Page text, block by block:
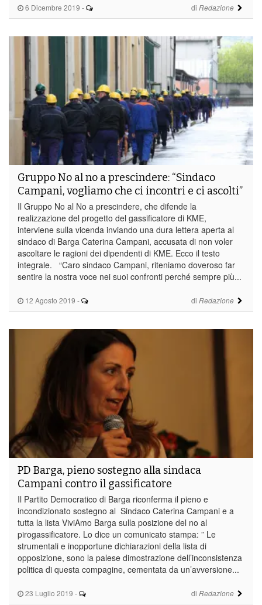
6 Dicembre 2019 - di Redazione
12 Agosto 2019 - di Redazione
Gruppo No al no a prescindere: “Sindaco
Campani, vogliamo che ci incontri e ci ascolti”
Il Gruppo No al No a prescindere, che difende la
realizzazione del progetto del gassificatore di KME,
interviene sulla vicenda inviando una dura lettera aperta al
sindaco di Barga Caterina Campani, accusata di non voler
ascoltare le ragioni dei dipendenti di KME. Ecco il testo
integrale. “Caro sindaco Campani, riteniamo doveroso far
sentire la nostra voce nei suoi confronti perché sempre più...
23 Luglio 2019 - di Redazione
PD Barga, pieno sostegno alla sindaca
Campani contro il gassificatore
Il Partito Democratico di Barga riconferma il pieno e
incondizionato sostegno al Sindaco Caterina Campani e a
tutta la lista ViviAmo Barga sulla posizione del no al
pirogassificatore. Lo dice un comunicato stampa: ” Le
strumentali e inopportune dichiarazioni della lista di
opposizione, sono la palese dimostrazione dell’inconsistenza
politica di questa compagine, cementata da un’avversione...